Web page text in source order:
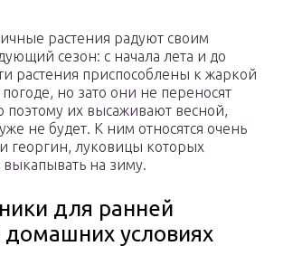
растения радуют своим
сезон: с начала лета и до
растения приспособлены к жаркой
но зато они не переносят
поэтому их высаживают весной,
не будет. К ним относятся очень
георгин, луковицы которых
выкапывать на зиму.
для ранней
домашних условиях